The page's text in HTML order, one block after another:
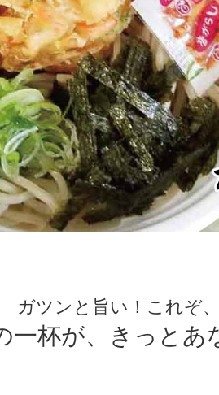
ガツンと旨い！これぞ
一杯が、きっとあ